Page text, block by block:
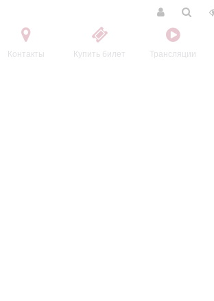
Контакты Купить билет Трансляции